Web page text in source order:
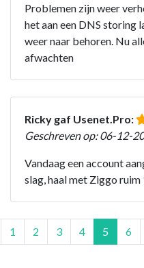
Problemen zijn weer
het aan een DNS storing
weer naar behoren. Nu
afwachten
Ricky gaf Usenet.Pro:
Geschreven op: 06-12-
Vandaag een account
slag, haal met Ziggo
1 2 3 4 5 6